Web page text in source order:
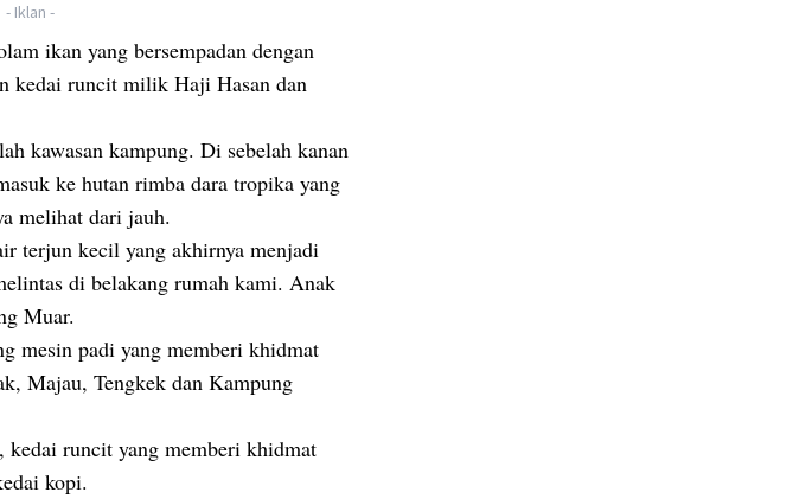
- Iklan -
ikan yang bersempadan dengan
kedai runcit milik Haji Hasan dan
kawasan kampung. Di sebelah kanan
ke hutan rimba dara tropika yang
melihat dari jauh.
terjun kecil yang akhirnya menjadi
di belakang rumah kami. Anak
Muar.
mesin padi yang memberi khidmat
Majau, Tengkek dan Kampung
runcit yang memberi khidmat
kopi.